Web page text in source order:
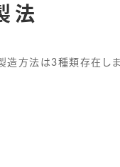
法
造方法は3種類存在しま